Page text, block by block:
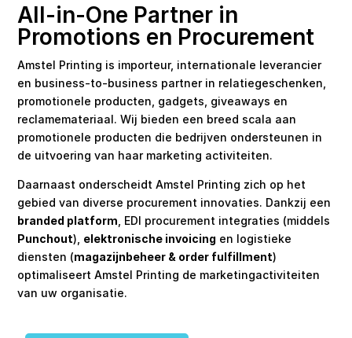
All-in-One Partner in
Promotions en Procurement
Amstel Printing is importeur, internationale leverancier
en business-to-business partner in relatiegeschenken,
promotionele producten, gadgets, giveaways en
reclamemateriaal. Wij bieden een breed scala aan
promotionele producten die bedrijven ondersteunen in
de uitvoering van haar marketing activiteiten.
Daarnaast onderscheidt Amstel Printing zich op het
gebied van diverse procurement innovaties. Dankzij een
branded platform , EDI procurement integraties (middels
Punchout), elektronische invoicing en logistieke
diensten (magazijnbeheer & order fulfillment)
optimaliseert Amstel Printing de marketingactiviteiten
van uw organisatie.